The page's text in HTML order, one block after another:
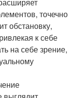
точечно
обстановку,
к себе
на себе зрение,